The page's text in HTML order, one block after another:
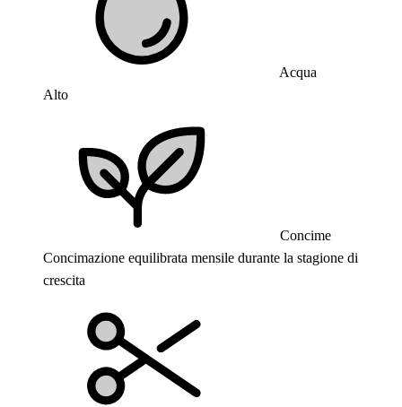
Acqua
Alto
Concime
Concimazione equilibrata mensile durante la stagione di
crescita